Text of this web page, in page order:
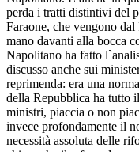
perda i tratti distintivi del
Faraone, che vengono
mano davanti alla bocca
Napolitano ha fatto
discusso anche sui
reprimenda: era una
della Repubblica ha tutto
ministri, piaccia o non
invece profondamente il
necessità assoluta delle